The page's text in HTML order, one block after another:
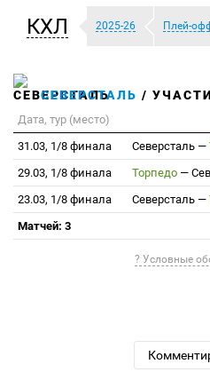
КХЛ 2025-26 Плей-
СЕВЕРСТАЛЬ /
Дата, тур (место)
31.03, 1/8 финала
Северсталь —
29.03, 1/8 финала
Торпедо —
23.03, 1/8 финала
Северсталь —
Матчей: 3
? Условные